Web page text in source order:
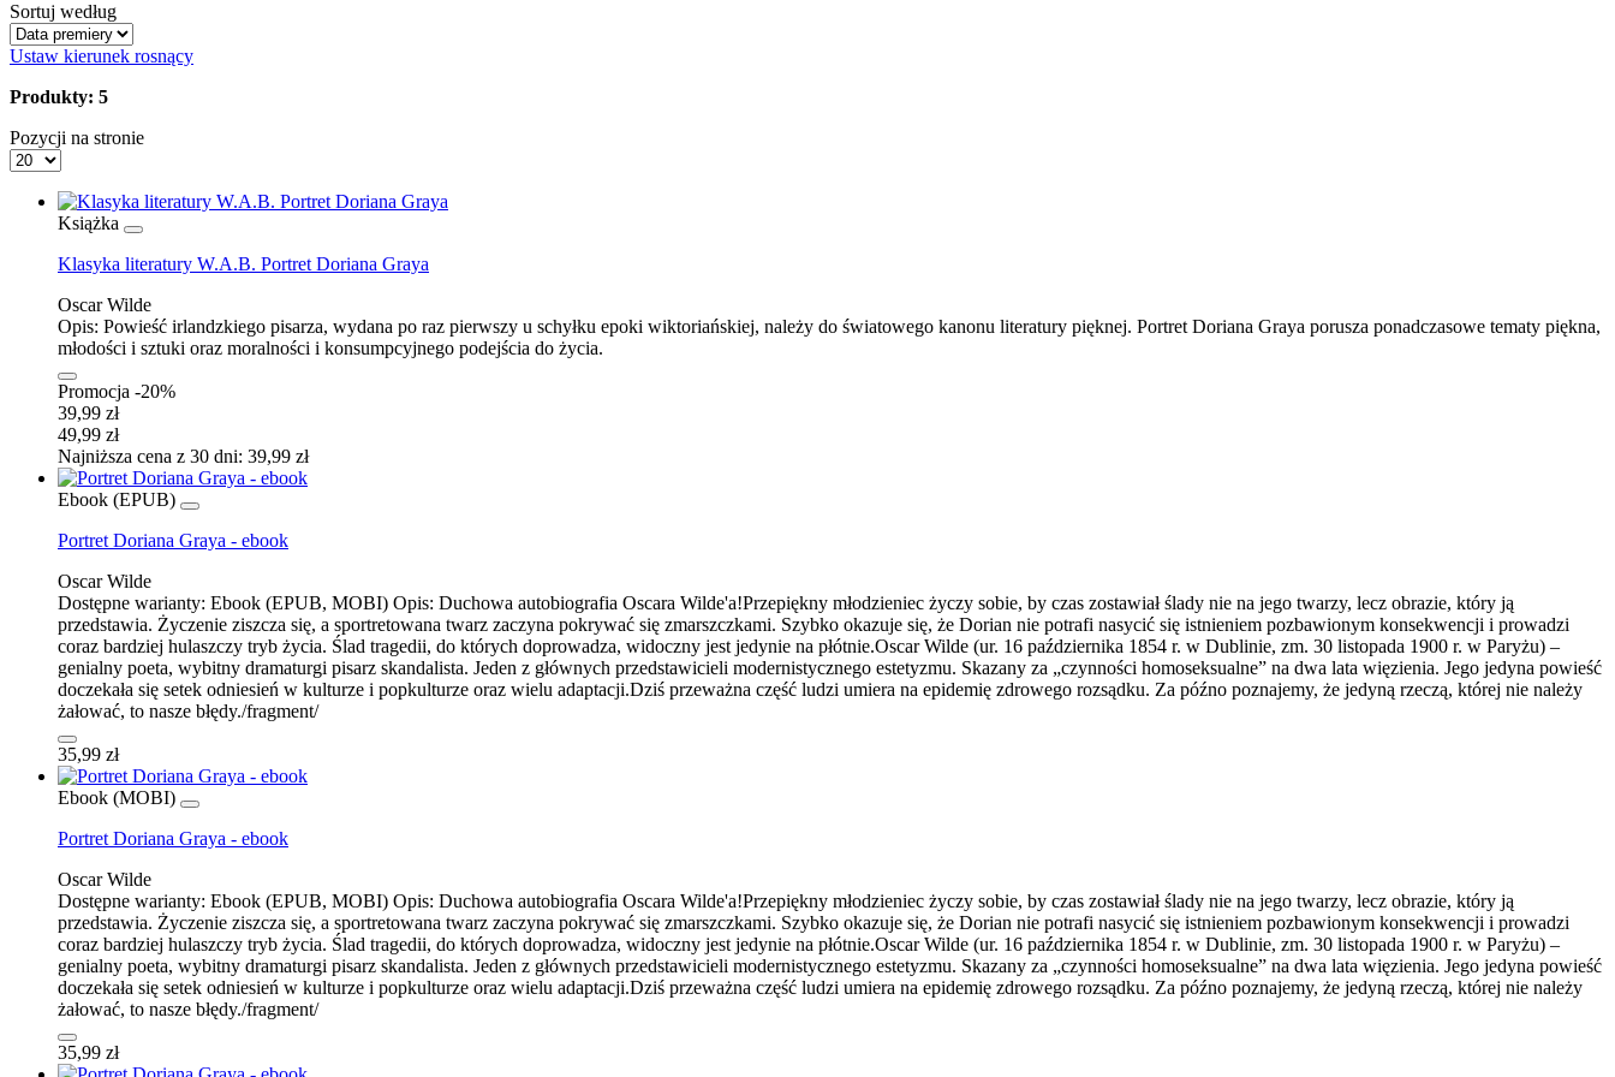
Sortuj według
Ustaw kierunek rosnący
Produkty: 5
Pozycji na stronie
Książka
Klasyka literatury W.A.B. Portret Doriana Graya
Oscar Wilde
Opis: Powieść irlandzkiego pisarza, wydana po raz pierwszy u schyłku epoki wiktoriańskiej, należy do światowego kanonu literatury pięknej. Portret Doriana Graya porusza ponadczasowe tematy piękna,
młodości i sztuki oraz moralności i konsumpcyjnego podejścia do życia.
Promocja -20%
39,99 zł
49,99 zł
Najniższa cena z 30 dni: 39,99 zł
Ebook (EPUB)
Portret Doriana Graya - ebook
Oscar Wilde
Dostępne warianty: Ebook (EPUB, MOBI) Opis: Duchowa autobiografia Oscara Wilde'a!Przepiękny młodzieniec życzy sobie, by czas zostawiał ślady nie na jego twarzy, lecz obrazie, który ją
przedstawia. Życzenie ziszcza się, a sportretowana twarz zaczyna pokrywać się zmarszczkami. Szybko okazuje się, że Dorian nie potrafi nasycić się istnieniem pozbawionym konsekwencji i prowadzi
coraz bardziej hulaszczy tryb życia. Ślad tragedii, do których doprowadza, widoczny jest jedynie na płótnie.Oscar Wilde (ur. 16 października 1854 r. w Dublinie, zm. 30 listopada 1900 r. w Paryżu) –
genialny poeta, wybitny dramaturgi pisarz skandalista. Jeden z głównych przedstawicieli modernistycznego estetyzmu. Skazany za „czynności homoseksualne” na dwa lata więzienia. Jego jedyna powieść
doczekała się setek odniesień w kulturze i popkulturze oraz wielu adaptacji.Dziś przeważna część ludzi umiera na epidemię zdrowego rozsądku. Za późno poznajemy, że jedyną rzeczą, której nie należy
żałować, to nasze błędy./fragment/
35,99 zł
Ebook (MOBI)
Portret Doriana Graya - ebook
Oscar Wilde
Dostępne warianty: Ebook (EPUB, MOBI) Opis: Duchowa autobiografia Oscara Wilde'a!Przepiękny młodzieniec życzy sobie, by czas zostawiał ślady nie na jego twarzy, lecz obrazie, który ją
przedstawia. Życzenie ziszcza się, a sportretowana twarz zaczyna pokrywać się zmarszczkami. Szybko okazuje się, że Dorian nie potrafi nasycić się istnieniem pozbawionym konsekwencji i prowadzi
coraz bardziej hulaszczy tryb życia. Ślad tragedii, do których doprowadza, widoczny jest jedynie na płótnie.Oscar Wilde (ur. 16 października 1854 r. w Dublinie, zm. 30 listopada 1900 r. w Paryżu) –
genialny poeta, wybitny dramaturgi pisarz skandalista. Jeden z głównych przedstawicieli modernistycznego estetyzmu. Skazany za „czynności homoseksualne” na dwa lata więzienia. Jego jedyna powieść
doczekała się setek odniesień w kulturze i popkulturze oraz wielu adaptacji.Dziś przeważna część ludzi umiera na epidemię zdrowego rozsądku. Za późno poznajemy, że jedyną rzeczą, której nie należy
żałować, to nasze błędy./fragment/
35,99 zł